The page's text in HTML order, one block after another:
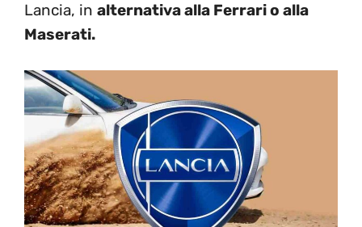
Lancia, in alternativa alla Ferrari o alla
Maserati.